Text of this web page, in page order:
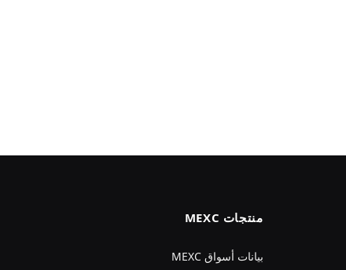
منتجات MEXC
بيانات أسواق MEXC